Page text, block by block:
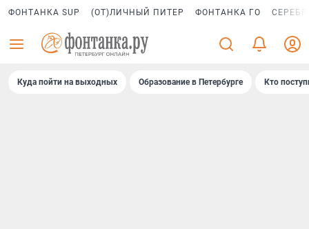
ФОНТАНКА SUP (ОТ)ЛИЧНЫЙ ПИТЕР ФОНТАНКА ГО
Куда пойти на выходных Образование в Петербурге Кто